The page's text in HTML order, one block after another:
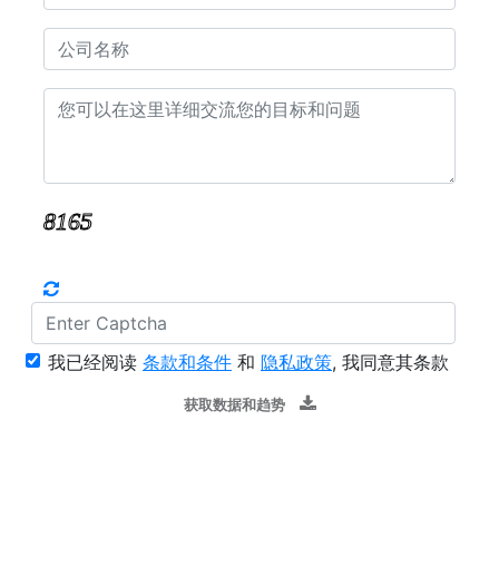
我已经阅读 条款和条件 和 隐私政策, 我同意其条款
获取数据和趋势